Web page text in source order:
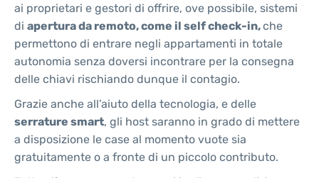
ai proprietari e gestori di offrire, ove possibile, sistemi
di apertura da remoto, come il self check-in,che
permettono di entrare negli appartamenti in totale
autonomia senza doversi incontrare per la consegna
delle chiavi rischiando dunque il contagio.
Grazie anche all’aiuto della tecnologia, e delle
serrature smart, gli host saranno in grado di mettere
a disposizione le case al momento vuote sia
gratuitamente o a fronte di un piccolo contributo.